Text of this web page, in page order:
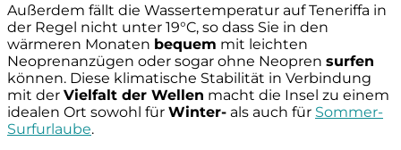
Außerdem fällt die Wassertemperatur auf Teneriffa in
der Regel nicht unter 19°C, so dass Sie in den
wärmeren Monaten bequem mit leichten
Neoprenanzügen oder sogar ohne Neopren surfen
können. Diese klimatische Stabilität in Verbindung
mit der Vielfalt der Wellen macht die Insel zu einem
idealen Ort sowohl für Winter- als auch für Sommer-
Surfurlaube.